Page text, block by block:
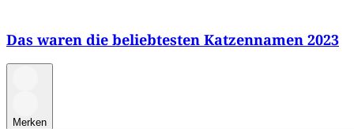
Das waren die beliebtesten Katzennamen 2023
Merken